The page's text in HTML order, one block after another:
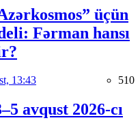
üçün
Fərman hansı
13:43 510
avqust 2026-cı